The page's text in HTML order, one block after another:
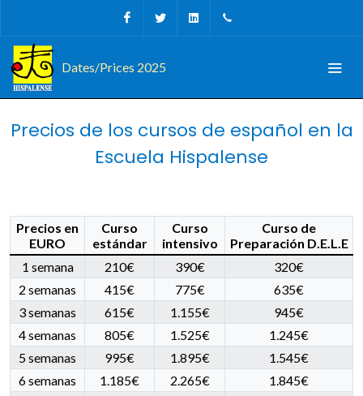
FacebookTwitter Linkedin
Dates/Prices 2025
Precios de los cursos de español en la
Escuela Hispalense
Precios en
EURO
Curso
estándar
Curso
intensivo
Curso de
Preparación D.E.L.E
1 semana
210€ 390€
320€
2 semanas
415€ 775€
635€
3 semanas
615€ 1.155€
945€
4 semanas
805€ 1.525€
1.245€
5 semanas
995€ 1.895€
1.545€
6 semanas
1.185€ 2.265€
1.845€